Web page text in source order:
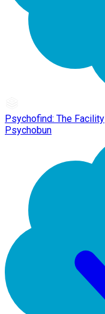
Psychofind: The Facility
Psychobun